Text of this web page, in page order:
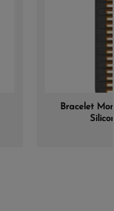
Bracelet